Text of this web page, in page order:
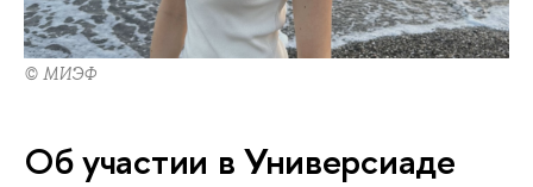
© МИЭФ
Об участии в Универсиаде